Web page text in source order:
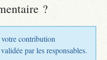
?
contribution
par les responsables.